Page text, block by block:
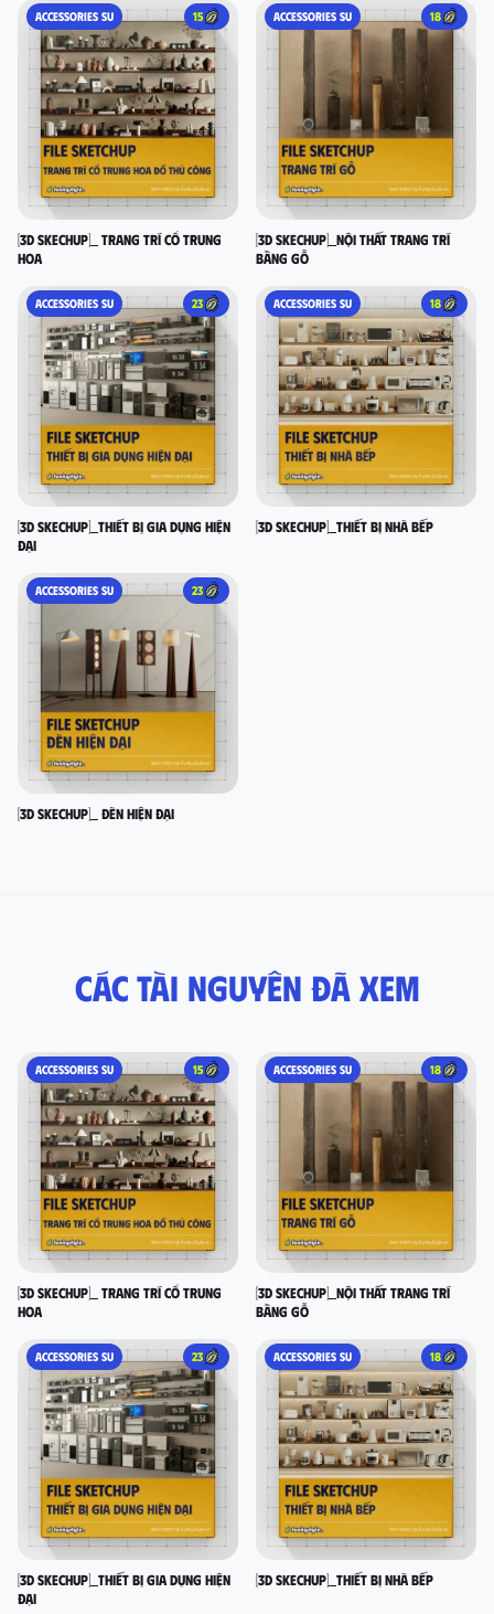
ACCESSORIES SU 15
[3D SKECHUP]_ Trang trí cổ Trung
Hoa
ACCESSORIES SU 18
[3D SKECHUP]_Nội thất trang trí
bằng gỗ
ACCESSORIES SU 23
[3D SKECHUP]_Thiết bị gia dụng hiện
đại
ACCESSORIES SU 18
[3D SKECHUP]_Thiết bị nhà bếp
ACCESSORIES SU 23
[3D SKECHUP]_ Đèn hiện đại
Các tài nguyên đã xem
ACCESSORIES SU 15
[3D SKECHUP]_ Trang trí cổ Trung
Hoa
ACCESSORIES SU 18
[3D SKECHUP]_Nội thất trang trí
bằng gỗ
ACCESSORIES SU 23
[3D SKECHUP]_Thiết bị gia dụng hiện
đại
ACCESSORIES SU 18
[3D SKECHUP]_Thiết bị nhà bếp